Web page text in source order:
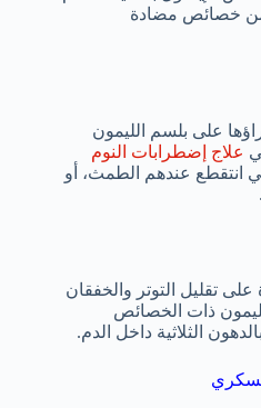
من خصائص مضادة
على بلسم الليمون
علاج إضطرابات النوم
انتقطع عندهم الطمث، أو
على تقليل التوتر والخفقان
ذات الخصائص
الثلاثية داخل الدم.